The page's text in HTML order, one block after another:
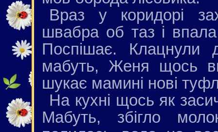
Враз у коридорі
швабра об таз і
Поспішає. Клацнули
мабуть, Женя щось
шукає мамині нові
На кухні щось як
Мабуть, збігло